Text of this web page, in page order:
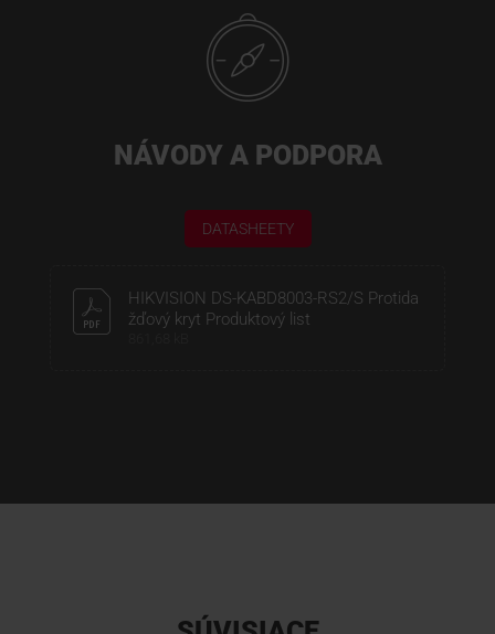
NÁVODY A PODPORA
DATASHEETY
HIKVISION DS-KABD8003-RS2/S Protida
žďový kryt Produktový list